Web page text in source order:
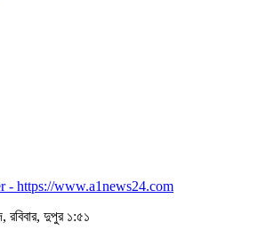
- https://www.a1news24.com
রবিবার, দুপুর ১:৫১